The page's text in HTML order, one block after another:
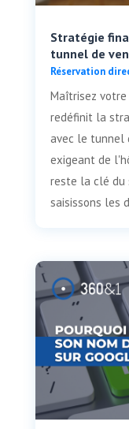
Stratégie
tunnel de
Réservation
Maîtrisez
redéfinit la
avec le tunnel
exigeant de
reste la clé du
saisissons les